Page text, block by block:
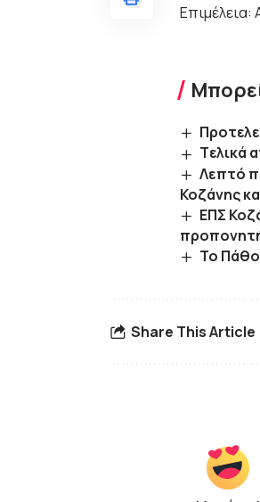
Επιμέλεια:
Tελικά
Λεπτό
Κοζάνης
ΕΠΣ
Το
Share This Article